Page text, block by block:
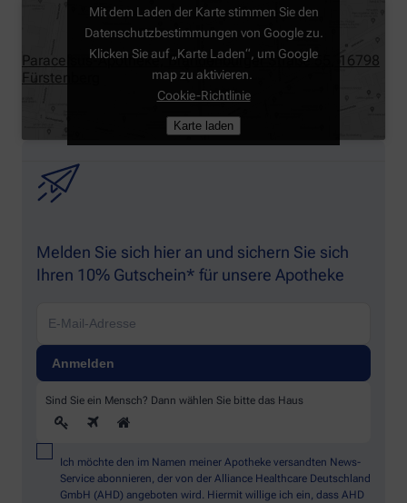
Paracelsus-Apotheke, Brandenburger Straße 55, 16798
Fürstenberg
Mit dem Laden der Karte stimmen Sie den
Datenschutzbestimmungen von Google zu.
Klicken Sie auf „Karte Laden“, um Google
map zu aktivieren.
Cookie-Richtlinie
Karte laden
Melden Sie sich hier an und sichern Sie sich
Ihren 10% Gutschein* für unsere Apotheke
Sind Sie ein Mensch? Dann wählen Sie bitte das Haus
Ich möchte den im Namen meiner Apotheke versandten News-
Service abonnieren, der von der Alliance Healthcare Deutschland
GmbH (AHD) angeboten wird. Hiermit willige ich ein, dass AHD